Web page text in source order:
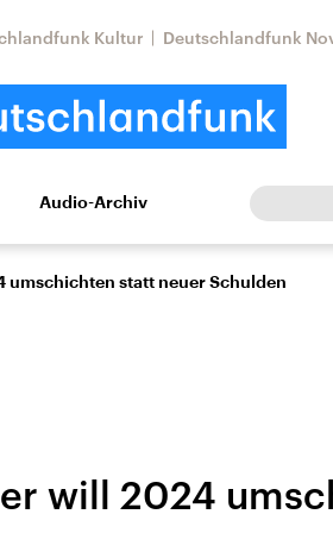
Kultur Deutschlandfunk
Kultur Europa
Iran
Audio-Archiv
umschichten statt neuer Schulden
will 2024